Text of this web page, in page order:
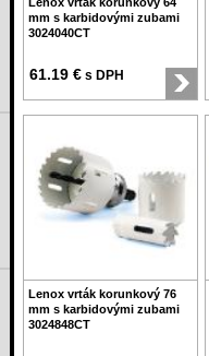
Lenox vrták korunkový 64
mm s karbidovými zubami
3024040CT
61.19 € s DPH
Lenox vrták korunkový 76
mm s karbidovými zubami
3024848CT